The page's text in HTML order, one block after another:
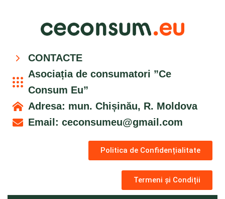
CONTACTE
Asociația de consumatori ”Ce
Consum Eu”
Adresa: mun. Chișinău, R. Moldova
Email:ceconsumeu@gmail.com
Politica de Confidențialitate
Termeni și Condiții